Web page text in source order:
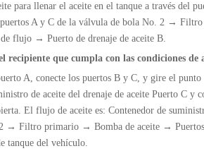
para llenar el aceite en el tanque a través del
A y C de la válvula de bola No. 2 → Filtro
flujo → Puerto de drenaje de aceite B.
recipiente que cumpla con las condiciones de
A, conecte los puertos B y C, y gire el
de aceite del drenaje de aceite Puerto C y
El flujo de aceite es: Contenedor de
→ Filtro primario → Bomba de aceite →
tanque del vehículo.